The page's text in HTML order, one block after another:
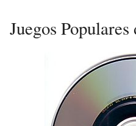
Juegos